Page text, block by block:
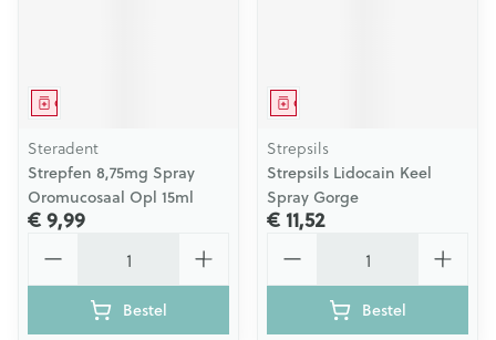
Geneesmiddel
Steradent
Strepfen 8,75mg Spray
Oromucosaal Opl 15ml
€ 9,99
Bestel
Geneesmiddel
Strepsils
Strepsils Lidocain Keel
Spray Gorge
€ 11,52
Bestel